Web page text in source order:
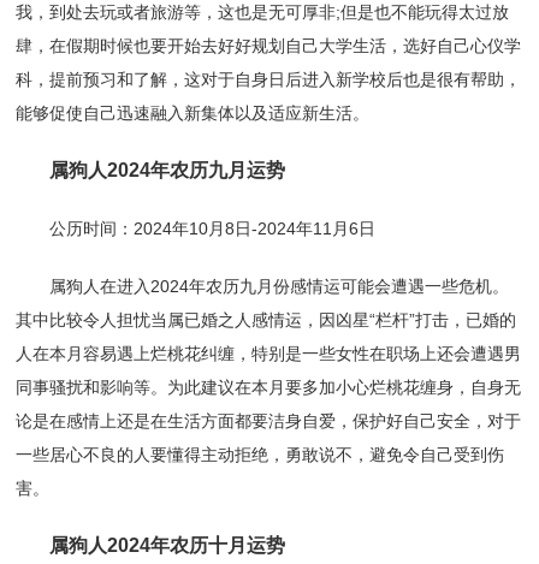
我，到处去玩或者旅游等，这也是无可厚非;但是也不能玩得太过放
肆，在假期时候也要开始去好好规划自己大学生活，选好自己心仪学
科，提前预习和了解，这对于自身日后进入新学校后也是很有帮助，
能够促使自己迅速融入新集体以及适应新生活。
属狗人2024年农历九月运势
公历时间：2024年10月8日-2024年11月6日
属狗人在进入2024年农历九月份感情运可能会遭遇一些危机。
其中比较令人担忧当属已婚之人感情运，因凶星“栏杆”打击，已婚的
人在本月容易遇上烂桃花纠缠，特别是一些女性在职场上还会遭遇男
同事骚扰和影响等。为此建议在本月要多加小心烂桃花缠身，自身无
论是在感情上还是在生活方面都要洁身自爱，保护好自己安全，对于
一些居心不良的人要懂得主动拒绝，勇敢说不，避免令自己受到伤
害。
属狗人2024年农历十月运势